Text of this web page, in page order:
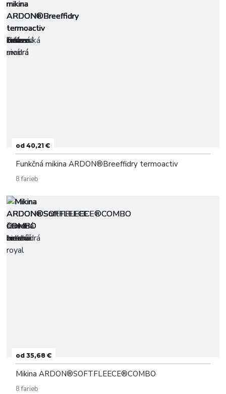
od 40,21 €
Funkčná mikina ARDON®Breeffidry termoactiv
8 farieb
od 35,68 €
Mikina ARDON®SOFTFLEECE®COMBO
8 farieb